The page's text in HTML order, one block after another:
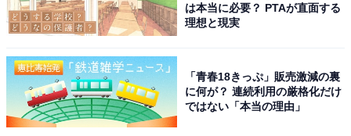
何？ 【正式名称当てクイズ】
は本当に必要？ PTAが直面する
理想と現実
「青春18きっぷ」販売激減の裏
に何が？ 連続利用の厳格化だけ
ではない「本当の理由」